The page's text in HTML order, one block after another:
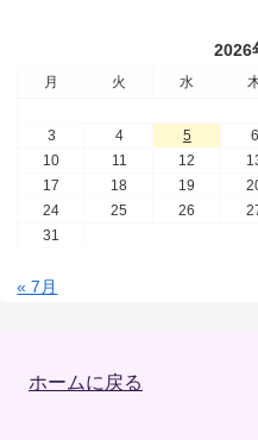
2026
月 火 水
3
4 5 6
10
11 12
17
18 19
24
25 26
31
« 7月
ホームに戻る